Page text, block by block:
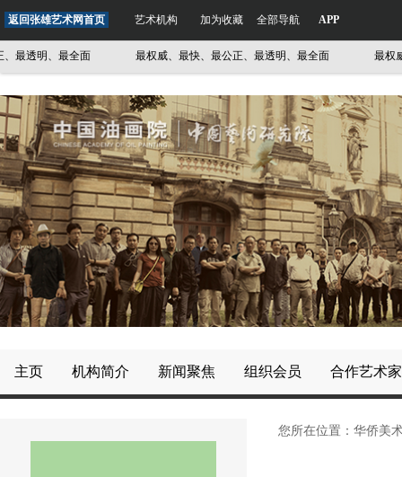
返回张雄艺术网首页 艺术机构 加为收藏 全部导航 APP
透明、最全面 最权威、最快、最公正、最透明、最全面 最权威
主页 机构简介 新闻聚焦 组织会员 合作艺术家
您所在位置： 华侨美